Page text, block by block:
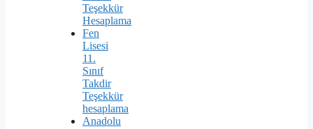
Teşekkür
Hesaplama
Fen
Lisesi
11.
Sınıf
Takdir
Teşekkür
hesaplama
Anadolu